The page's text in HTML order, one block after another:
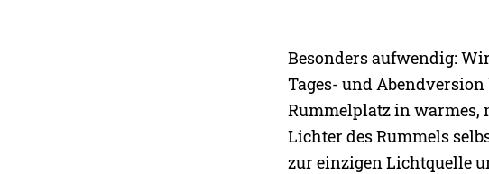
Besonders aufwendig:
Tages- und
Rummelplatz in warmes,
Lichter des Rummels
zur einzigen Lichtquelle